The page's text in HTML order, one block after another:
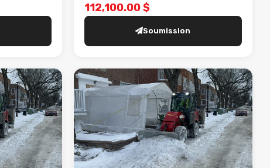
112,100.00 $
Soumission